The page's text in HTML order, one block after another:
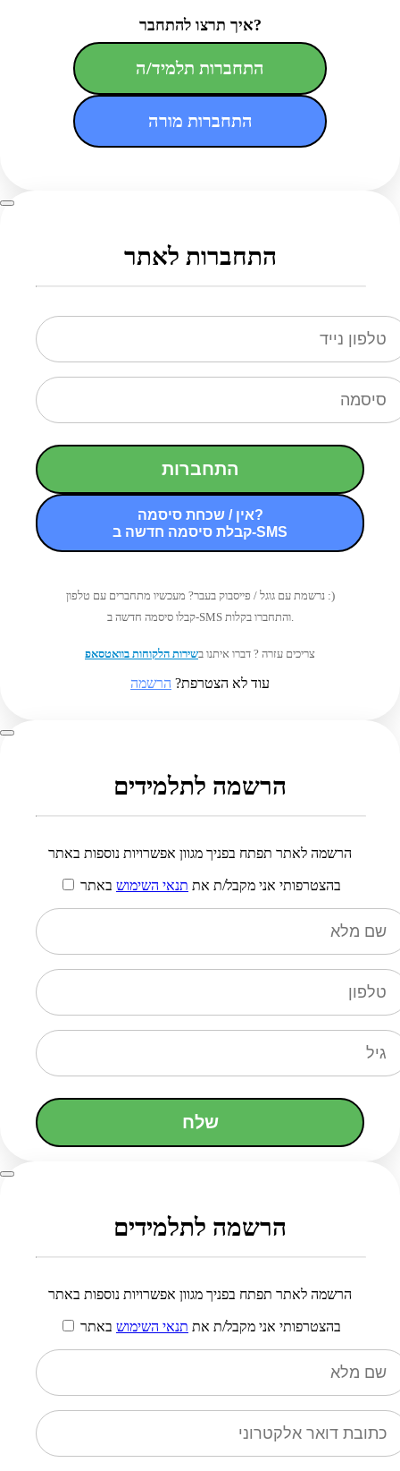
איך תרצו להתחבר?
התחברות תלמיד/ה
התחברות מורה
התחברות לאתר
התחברות
אין / שכחת סיסמה?
קבלת סיסמה חדשה ב-SMS
נרשמת עם גוגל / פייסבוק בעבר? מעכשיו מתחברים עם טלפון :)
קבלו סיסמה חדשה ב-SMS והתחברו בקלות.
צריכים עזרה ? דברו איתנו בשירות הלקוחות בוואטסאפ
עוד לא הצטרפת? הרשמה
הרשמה לתלמידים
הרשמה לאתר תפתח בפניך מגוון אפשרויות נוספות באתר
בהצטרפותי אני מקבל/ת את תנאי השימוש באתר
שלח
הרשמה לתלמידים
הרשמה לאתר תפתח בפניך מגוון אפשרויות נוספות באתר
בהצטרפותי אני מקבל/ת את תנאי השימוש באתר